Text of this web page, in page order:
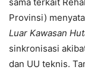
Provinsi)
Luar Kawasan
sinkronisasi
dan UU teknis.